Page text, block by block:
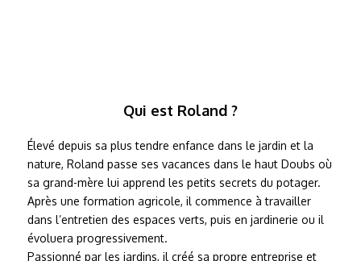
Qui est Roland ?
Élevé depuis sa plus tendre enfance dans le jardin et la
nature, Roland passe ses vacances dans le haut Doubs où
sa grand-mère lui apprend les petits secrets du potager.
Après une formation agricole, il commence à travailler
dans l’entretien des espaces verts, puis en jardinerie ou il
évoluera progressivement.
Passionné par les jardins, il créé sa propre entreprise et